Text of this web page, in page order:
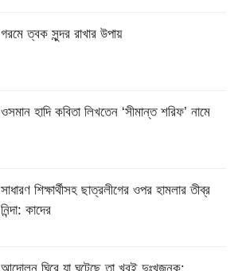
গরমে ত্বক সুন্দর রাখার উপায়
ওসমান হাদি কবিতা লিখতেন ‘সীমান্ত শরিফ’ নামে
সাধারণ শিক্ষার্থীসহ ছাত্রলীগের ওপর হামলার তীব্র
নিন্দা: কাদের